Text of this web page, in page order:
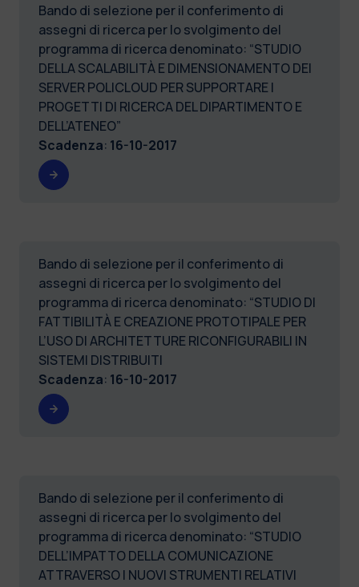
Bando di selezione per il conferimento di
assegni di ricerca per lo svolgimento del
programma di ricerca denominato: “STUDIO
DELLA SCALABILITÀ E DIMENSIONAMENTO DEI
SERVER POLICLOUD PER SUPPORTARE I
PROGETTI DI RICERCA DEL DIPARTIMENTO E
DELL’ATENEO”
Scadenza: 16-10-2017
Bando di selezione per il conferimento di
assegni di ricerca per lo svolgimento del
programma di ricerca denominato: “STUDIO DI
FATTIBILITÀ E CREAZIONE PROTOTIPALE PER
L’USO DI ARCHITETTURE RICONFIGURABILI IN
SISTEMI DISTRIBUITI
Scadenza: 16-10-2017
Bando di selezione per il conferimento di
assegni di ricerca per lo svolgimento del
programma di ricerca denominato: “STUDIO
DELL’IMPATTO DELLA COMUNICAZIONE
ATTRAVERSO I NUOVI STRUMENTI RELATIVI